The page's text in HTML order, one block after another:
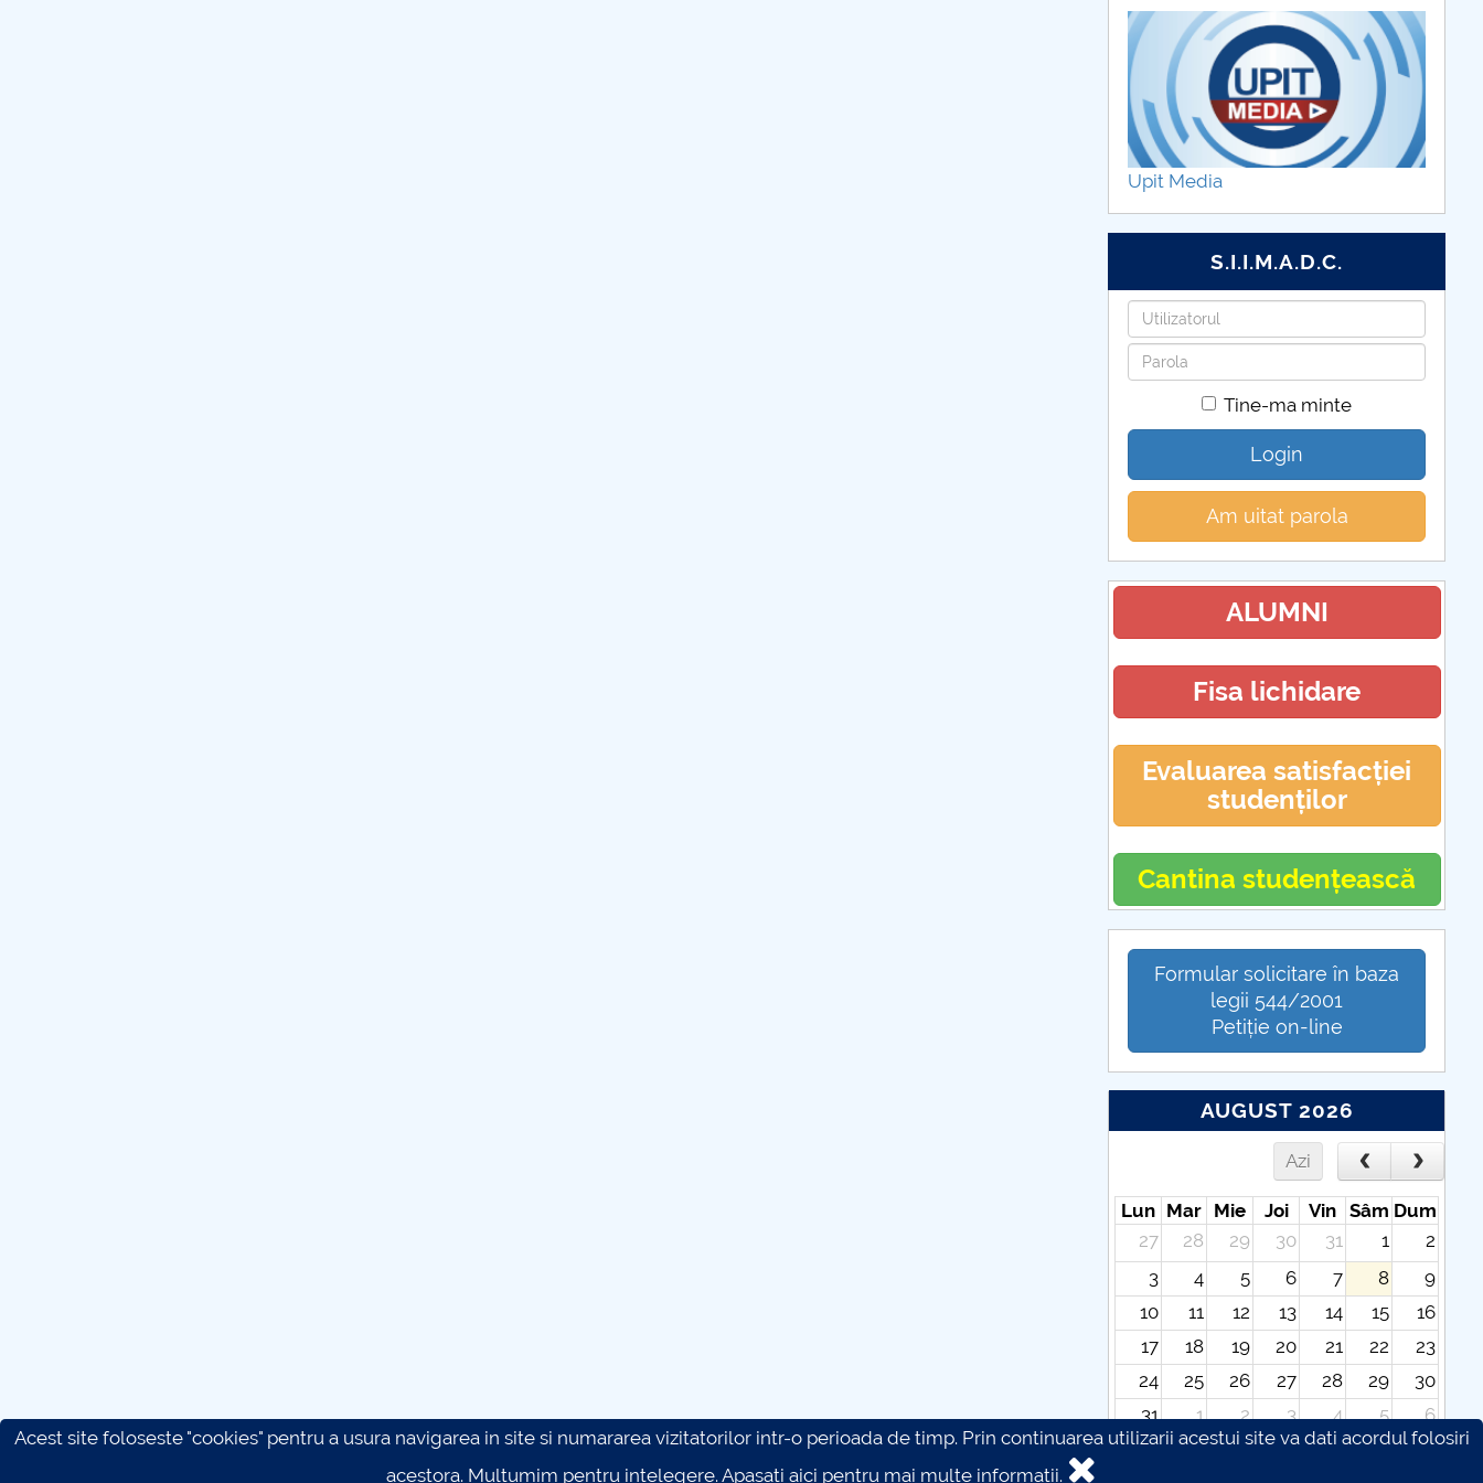
Upit Media
S.I.I.M.A.D.C.
Utilizatorul
Parola
Tine-ma minte
Login
Am uitat parola
ALUMNI
Fisa lichidare
Evaluarea satisfacției
studenților
Cantina studențească
Formular solicitare în baza
legii 544/2001
Petiție on-line
AUGUST 2026
Azi
Lun Mar Mie Joi Vin Sâm Dum
27
28 29 30 31 1
2
3
4 5 6 7 8
9
10
11 12 13 14 15
16
17
18 19 20 21 22
23
24
25 26 27 28 29
30
31
1 2 3 4 5
6
Acest site foloseste "cookies" pentru a usura navigarea in site si numararea vizitatorilor intr-o perioada de timp. Prin continuarea utilizarii acestui site va dati acordul folosiri
acestora. Multumim pentru intelegere.Apasati aici pentru mai multe informatii.